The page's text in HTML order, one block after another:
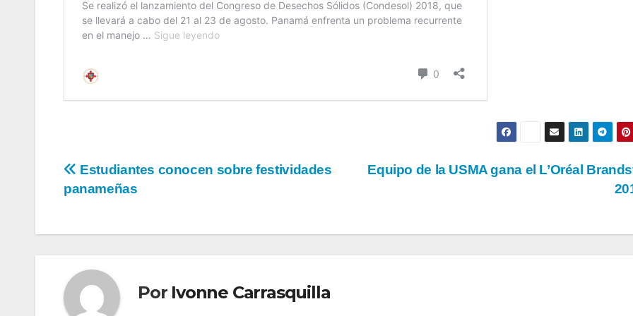
Equipo de la USMA gana el L’Oréal
Estudiantes conocen sobre festividades
panameñas
Por Ivonne Carrasquilla